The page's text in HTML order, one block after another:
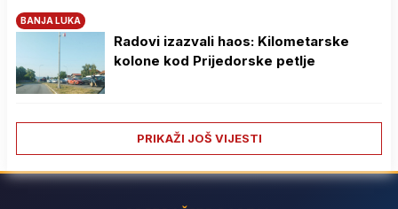
BANJA LUKA
Radovi izazvali haos: Kilometarske
kolone kod Prijedorske petlje
PRIKAŽI JOŠ VIJESTI